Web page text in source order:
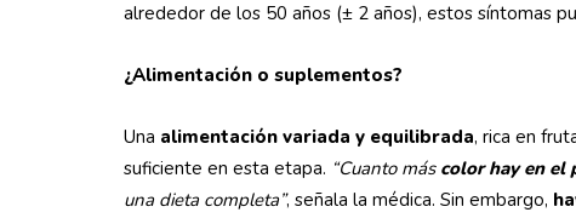
alrededor de los 50 años (± 2 años), estos síntomas
¿Alimentación o suplementos?
Una alimentación variada y equilibrada, rica en
suficiente en esta etapa. “Cuanto más color hay en el
una dieta completa”, señala la médica. Sin embargo,